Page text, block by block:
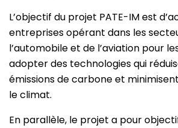
L’objectif du projet PATE-IM est
entreprises opérant dans les
l’automobile et de l’aviation pour
adopter des technologies qui
émissions de carbone et
le climat.
En parallèle, le projet a pour